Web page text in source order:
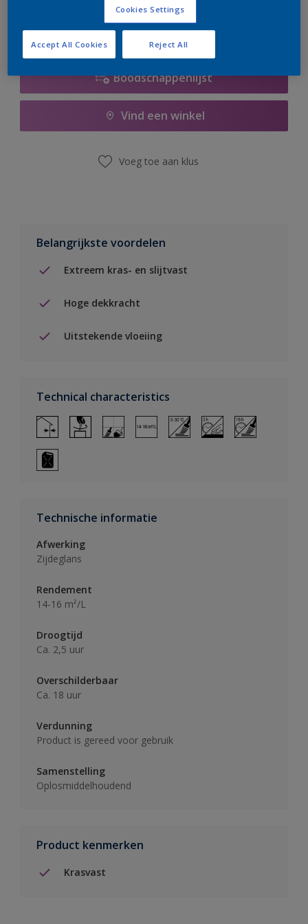
Boodschappenlijst
Vind een winkel
Voeg toe aan klus
Belangrijkste voordelen
Extreem kras- en slijtvast
Hoge dekkracht
Uitstekende vloeiing
Technical characteristics
Technische informatie
Afwerking
Zijdeglans
Rendement
14-16 m²/L
Droogtijd
Ca. 2,5 uur
Overschilderbaar
Ca. 18 uur
Verdunning
Product is gereed voor gebruik
Samenstelling
Oplosmiddelhoudend
Product kenmerken
Krasvast
Cookies Settings
Reject All
Accept All Cookies